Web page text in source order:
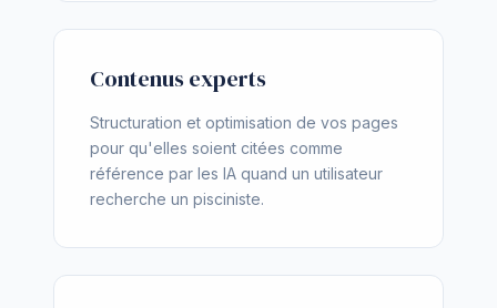
Contenus experts
Structuration et optimisation de vos pages
pour qu'elles soient citées comme
référence par les IA quand un utilisateur
recherche un pisciniste.